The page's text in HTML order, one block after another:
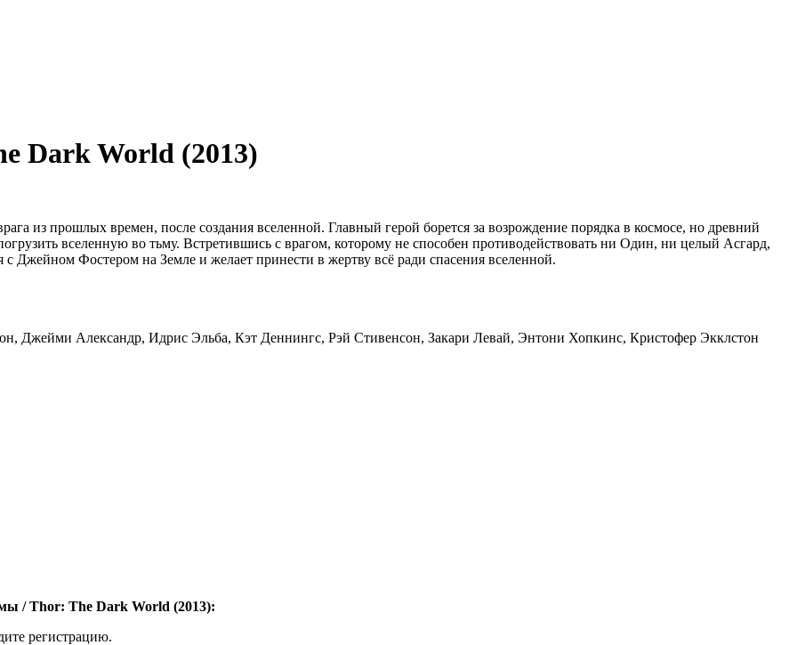
Dark World (2013)
из прошлых времен, после создания вселенной. Главный герой борется за возрождение порядка в космосе, но древний
вселенную во тьму. Встретившись с врагом, которому не способен противодействовать ни Один, ни целый Асгард,
Джейном Фостером на Земле и желает принести в жертву всё ради спасения вселенной.
Джейми Александр, Идрис Эльба, Кэт Деннингс, Рэй Стивенсон, Закари Левай, Энтони Хопкинс, Кристофер Экклстон
/ Thor: The Dark World (2013):
регистрацию.